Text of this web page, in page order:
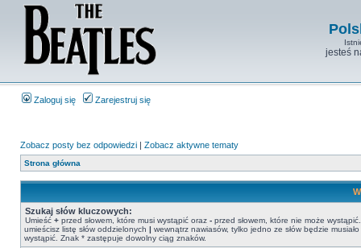
jesteś
Zaloguj się Zarejestruj się
Zobacz posty bez odpowiedzi | Zobacz aktywne tematy
Strona główna
Szukaj słów kluczowych:
Umieść + przed słowem, które musi wystąpić oraz - przed słowem, które nie może
umieścisz listę słów oddzielonych | wewnątrz nawiasów, tylko jedno ze słów będzie musiało
wystąpić. Znak * zastępuje dowolny ciąg znaków.